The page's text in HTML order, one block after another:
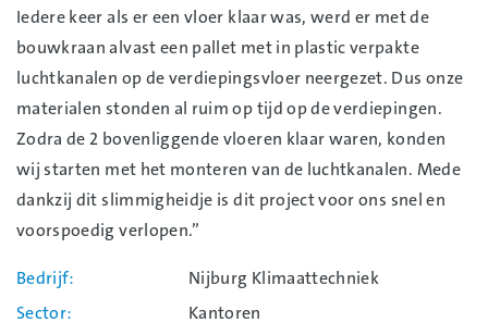
Iedere keer als er een vloer klaar was, werd er met de
bouwkraan alvast een pallet met in plastic verpakte
luchtkanalen op de verdiepingsvloer neergezet. Dus onze
materialen stonden al ruim op tijd op de verdiepingen.
Zodra de 2 bovenliggende vloeren klaar waren, konden
wij starten met het monteren van de luchtkanalen. Mede
dankzij dit slimmigheidje is dit project voor ons snel en
voorspoedig verlopen.”
Bedrijf
Nijburg Klimaattechniek
Sector
Kantoren